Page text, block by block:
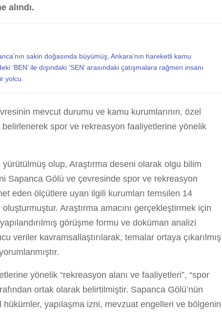
alındı.
sakin doğasında büyümüş, Ankara’nın hareketli kamu
‘BEN’ ile dışındaki ‘SEN’ arasındaki çatışmalara rağmen insanı
yolcu.
mevcut durumu ve kamu kurumlarının, özel
spor ve rekreasyon faaliyetlerine yönelik
olup, Araştırma deseni olarak olgu bilim
Sapanca Gölü ve çevresinde spor ve rekreasyon
eden ölçütlere uyan ilgili kurumları temsilen 14
oluşturmuştur. Araştırma amacını gerçekleştirmek için
görüşme formu ve doküman analizi
veriler kavramsallaştırılarak, temalar ortaya çıkarılmış
yönelik “rekreasyon alanı ve faaliyetleri”, “spor
ortak olarak belirtilmiştir. Sapanca Gölü’nün
yapılaşma izni, mevzuat engelleri ve bölgenin